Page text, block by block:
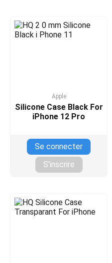
Apple
Silicone Case Black For
iPhone 12 Pro
Se connecter
S'inscrire